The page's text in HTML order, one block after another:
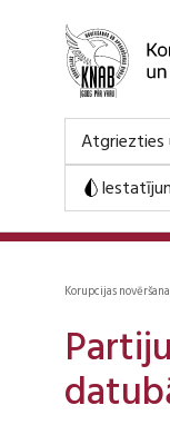
Atgriezties
Korupcijas